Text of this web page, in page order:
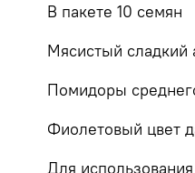
В пакете 10 семян
Мясистый сладкий
Помидоры
Фиолетовый цвет
Для